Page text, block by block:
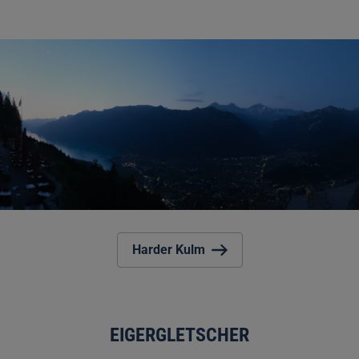
Harder Kulm
EIGERGLETSCHER